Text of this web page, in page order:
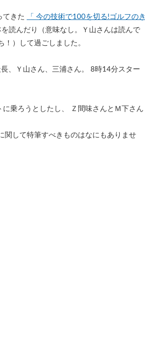
てきた
「 今の技術で100を切る!ゴルフのき
を読んだり（意味なし。Ｙ山さんは読んで
）して過ごしました。
、Ｙ山さん、三浦さん。 8時14分スター
乗ろうとしたし、 Ｚ間味さんとＭ下さん
関して特筆すべきものはなにもありませ